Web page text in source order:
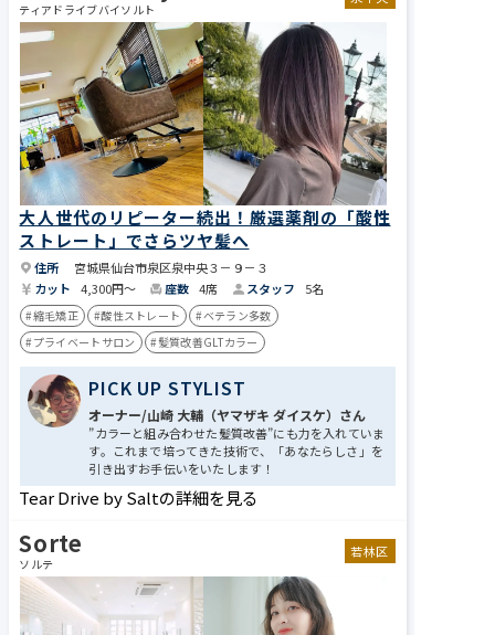
ティアドライブバイソルト
大人世代のリピーター続出！厳選薬剤の「酸性
ストレート」でさらツヤ髪へ
住所
宮城県仙台市泉区泉中央３－９－３
カット
4,300円〜 座数 4席 スタッフ 5名
#縮毛矯正 #酸性ストレート
#ベテラン多数
#プライベートサロン
#髪質改善GLTカラー
PICK UP STYLIST
オーナー/山崎 大輔（ヤマザキ ダイスケ）さん
”カラーと組み合わせた髪質改善”にも力を入れていま
す。これまで培ってきた技術で、「あなたらしさ」を
引き出すお手伝いをいたします！
Tear Drive by Saltの詳細を見る
Sorte
ソルテ
若林区